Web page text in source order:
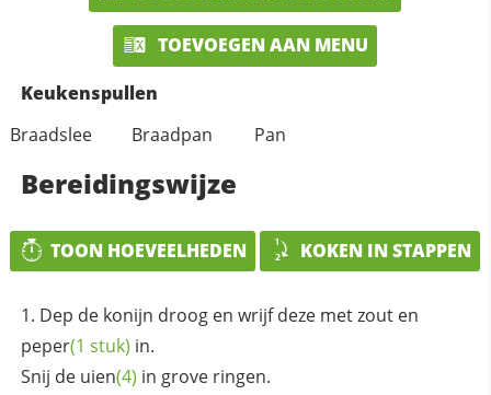
TOEVOEGEN AAN MENU
Keukenspullen
Braadslee
Braadpan Pan
Bereidingswijze
TOON HOEVEELHEDEN KOKEN IN STAPPEN
Dep de konijn droog en wrijf deze met zout en
peper(1 stuk) in.
Snij de uien(4) in grove ringen.